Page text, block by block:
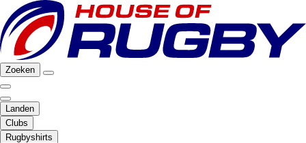
Zoeken
Landen
Clubs
Rugbyshirts